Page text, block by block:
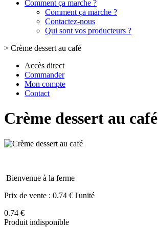
Comment ça marche ?
Comment ça marche ?
Contactez-nous
Qui sont vos producteurs ?
> Crème dessert au café
Accès direct
Commander
Mon compte
Contact
Crème dessert au café
Bienvenue à la ferme
Prix de vente : 0.74 € l'unité
0.74 €
Produit indisponible